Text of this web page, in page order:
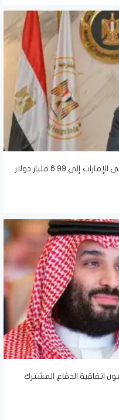
6.99 مليار دولار
اتفاقية الدفاع المشترك